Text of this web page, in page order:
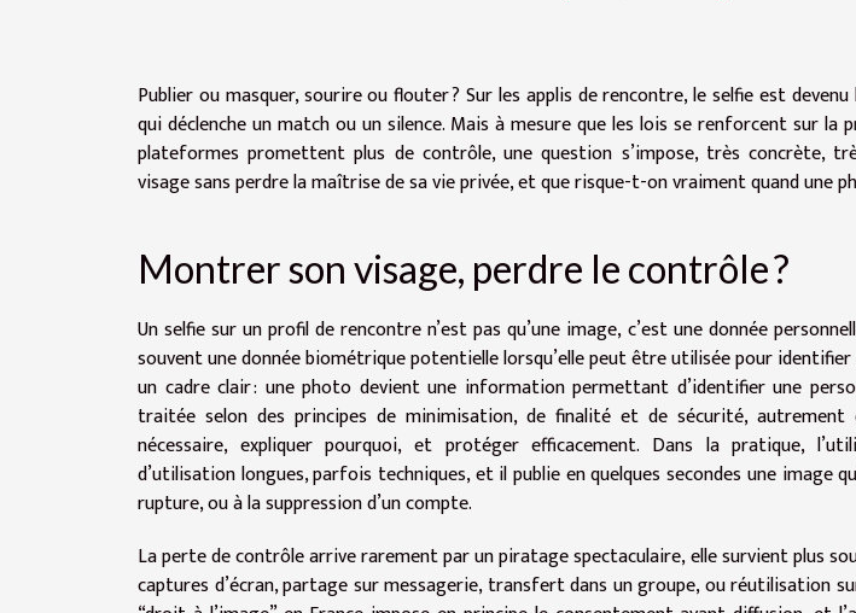
Publier ou masquer, sourire ou flouter ? Sur les applis de rencontre, le selfie est
qui déclenche un match ou un silence. Mais à mesure que les lois se renforcent sur la
plateformes promettent plus de contrôle, une question s’impose, très concrète,
visage sans perdre la maîtrise de sa vie privée, et que risque-t-on vraiment quand une
Montrer son visage, perdre le contrôle ?
Un selfie sur un profil de rencontre n’est pas qu’une image, c’est une donnée
souvent une donnée biométrique potentielle lorsqu’elle peut être utilisée pour identifier
un cadre clair : une photo devient une information permettant d’identifier une
traitée selon des principes de minimisation, de finalité et de sécurité,
nécessaire, expliquer pourquoi, et protéger efficacement. Dans la pratique,
d’utilisation longues, parfois techniques, et il publie en quelques secondes une image
rupture, ou à la suppression d’un compte.
La perte de contrôle arrive rarement par un piratage spectaculaire, elle survient plus
captures d’écran, partage sur messagerie, transfert dans un groupe, ou réutilisation